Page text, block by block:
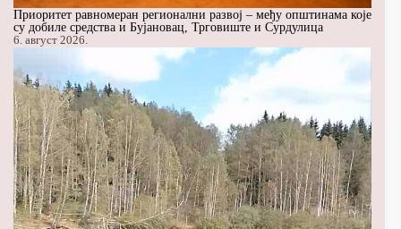
Приоритет равномеран регионални развој – међу општинама које
су добиле средства и Бујановац, Трговиште и Сурдулица
6. август 2026.